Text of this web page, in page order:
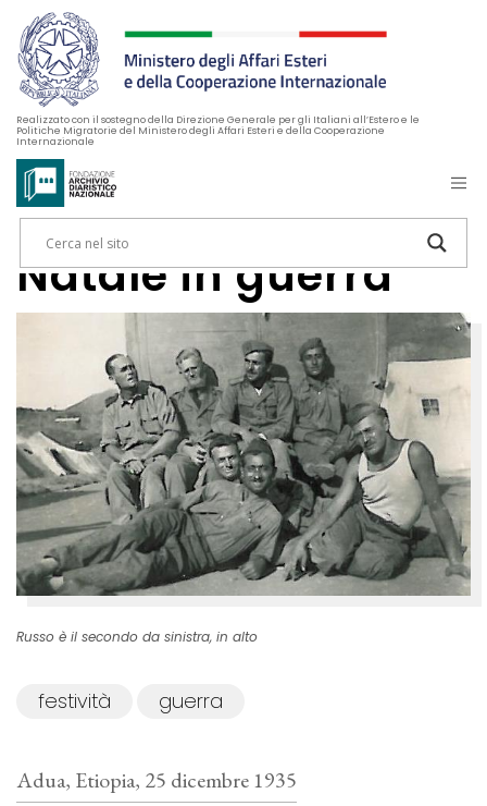
Realizzato con il sostegno della Direzione Generale per gli Italiani all’Estero e le
Politiche Migratorie del Ministero degli Affari Esteri e della Cooperazione
Internazionale
Natale in guerra
Russo è il secondo da sinistra, in alto
festività guerra
Adua, Etiopia, 25 dicembre 1935